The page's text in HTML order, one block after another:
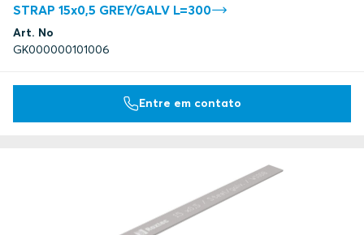
STRAP 15x0,5 GREY/GALV L=300
Art. No
GK000000101006
Entre em contato